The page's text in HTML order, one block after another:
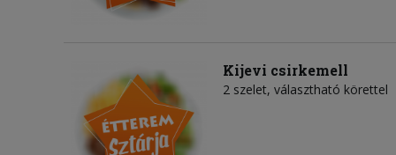
Kijevi csirkemell
2 szelet, választható körettel